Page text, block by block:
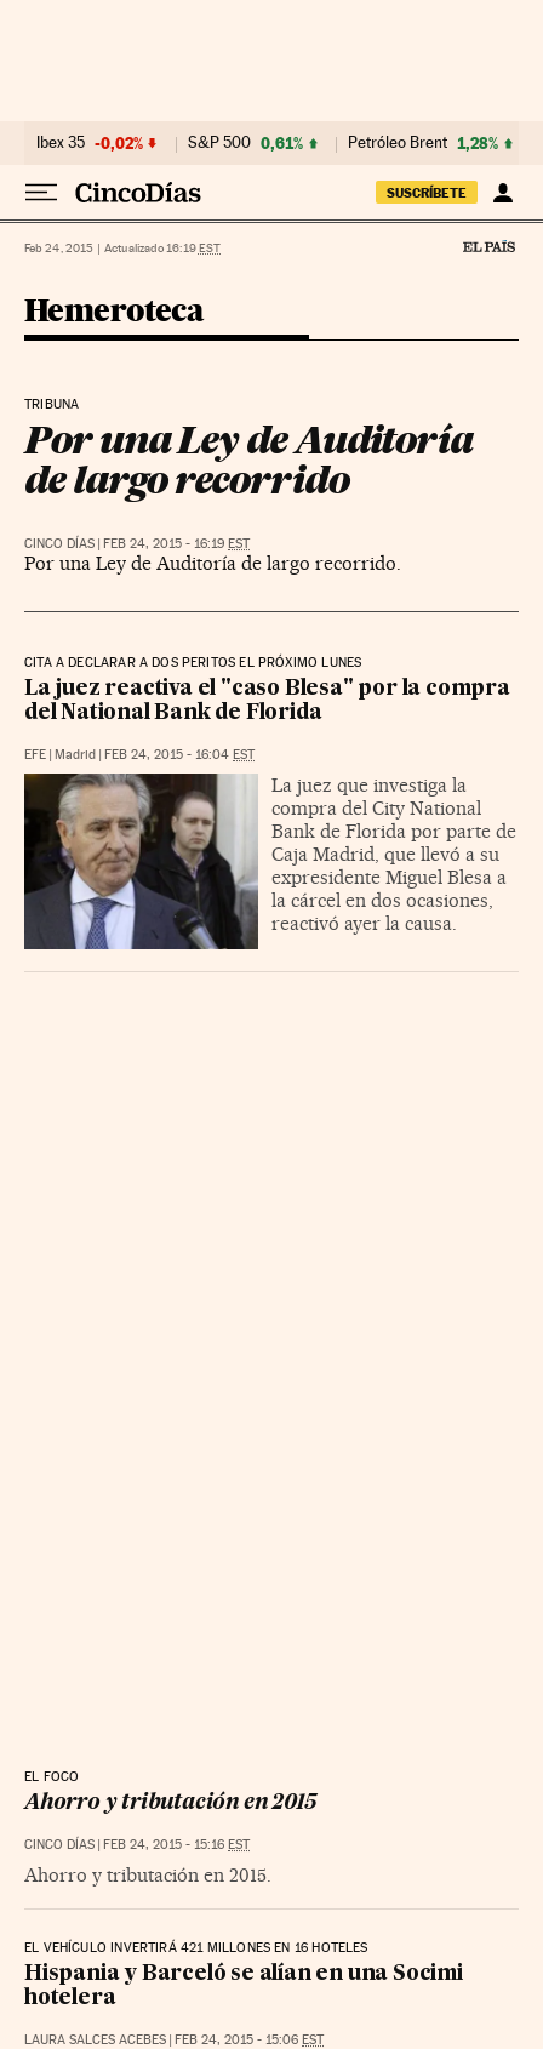
Ibex 35 -0,02% S&P 500 0,61% Petróleo Brent 1,28%
SUSCRÍBETE
Feb 24, 2015 | Actualizado 16:19EST
Hemeroteca
TRIBUNA
Por una Ley de Auditoría
de largo recorrido
CINCO DÍAS | FEB 24, 2015 - 16:19 EST
Por una Ley de Auditoría de largo recorrido.
CITA A DECLARAR A DOS PERITOS EL PRÓXIMO LUNES
La juez reactiva el "caso Blesa" por la compra
del National Bank de Florida
EFE | Madrid | FEB 24, 2015 - 16:04 EST
La juez que investiga la
compra del City National
Bank de Florida por parte de
Caja Madrid, que llevó a su
expresidente Miguel Blesa a
la cárcel en dos ocasiones,
reactivó ayer la causa.
EL FOCO
Ahorro y tributación en 2015
CINCO DÍAS | FEB 24, 2015 - 15:16 EST
Ahorro y tributación en 2015.
EL VEHÍCULO INVERTIRÁ 421 MILLONES EN 16 HOTELES
Hispania y Barceló se alían en una Socimi
hotelera
LAURA SALCES ACEBES | FEB 24, 2015 - 15:06 EST